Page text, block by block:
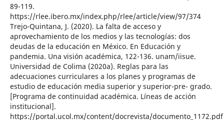
89-119.
https://rlee.ibero.mx/index.php/rlee/article/view/97/374
Trejo-Quintana, J. (2020). La falta de acceso y
aprovechamiento de los medios y las tecnologías: dos
deudas de la educación en México. En Educación y
pandemia. Una visión académica, 122-136. unam/iisue.
Universidad de Colima (2020a). Reglas para las
adecuaciones curriculares a los planes y programas de
estudio de educación media superior y superior-pre- grado.
[Programa de continuidad académica. Líneas de acción
institucional].
https://portal.ucol.mx/content/docrevista/documento_1172.pdf